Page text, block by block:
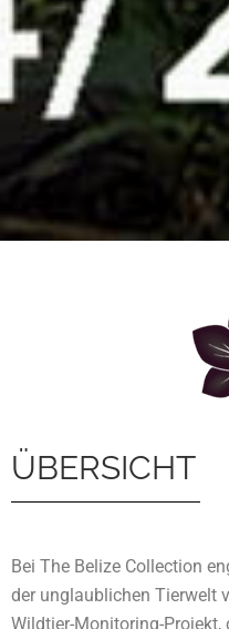
ÜBERSICHT
Bei The Belize Collection
der unglaublichen Tierwelt
Wildtier-Monitoring-Projekt,